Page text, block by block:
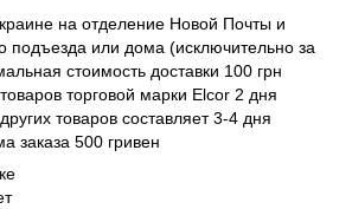
на отделение Новой Почты и
подъезда или дома (исключительно за
стоимость доставки 100 грн
торговой марки Elcor 2 дня
товаров составляет 3-4 дня
заказа 500 гривен